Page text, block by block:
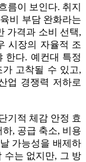
름이 보인다. 취지
비 부담 완화라는
가격과 소비 선택,
시장의 자율적 조
한다. 예컨대 특정
고착될 수 있고,
업 경쟁력 저하로
기적 체감 안정 효
, 공급 축소, 비용
가능성을 배제하
수는 없지만, 그 방